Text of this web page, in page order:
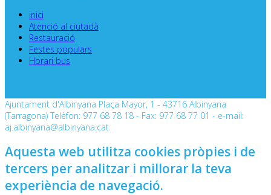
inici
Atenció al ciutadà
Restauració
Festes populars
Horari bus
Ajuntament d'Albinyana Plaça Mayor, 1 - 43716 Albinyana
(Tarragona) Telèfon: 977 68 78 18 - Fax: 977 68 77 01 - e-mail:
aj.albinyana@albinyana.cat
Aquesta web utilitza cookies pròpies i de
tercers per analitzar i millorar la teva
experiència de navegació.